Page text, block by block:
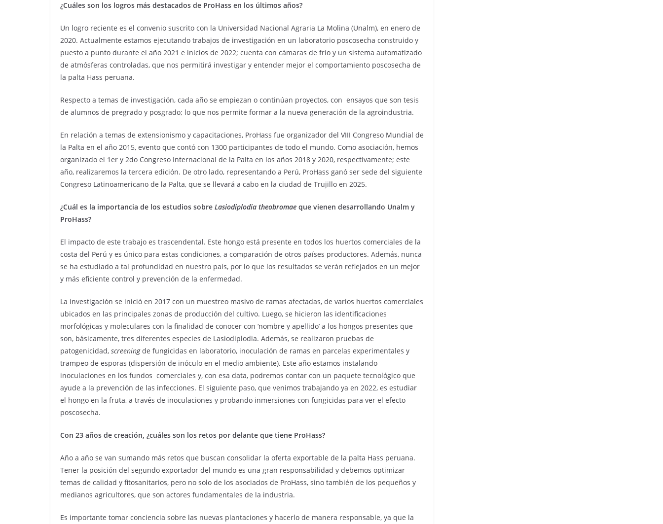
¿Cuáles son los logros más destacados de ProHass en los últimos años?
Un logro reciente es el convenio suscrito con la Universidad Nacional Agraria La Molina (Unalm), en enero de
2020. Actualmente estamos ejecutando trabajos de investigación en un laboratorio poscosecha construido y
puesto a punto durante el año 2021 e inicios de 2022; cuenta con cámaras de frío y un sistema automatizado
de atmósferas controladas, que nos permitirá investigar y entender mejor el comportamiento poscosecha de
la palta Hass peruana.
Respecto a temas de investigación, cada año se empiezan o continúan proyectos, con ensayos que son tesis
de alumnos de pregrado y posgrado; lo que nos permite formar a la nueva generación de la agroindustria.
En relación a temas de extensionismo y capacitaciones, ProHass fue organizador del VIII Congreso Mundial de
la Palta en el año 2015, evento que contó con 1300 participantes de todo el mundo. Como asociación, hemos
organizado el 1er y 2do Congreso Internacional de la Palta en los años 2018 y 2020, respectivamente; este
año, realizaremos la tercera edición. De otro lado, representando a Perú, ProHass ganó ser sede del siguiente
Congreso Latinoamericano de la Palta, que se llevará a cabo en la ciudad de Trujillo en 2025.
¿Cuál es la importancia de los estudios sobre Lasiodiplodia theobromae que vienen desarrollando Unalm y
ProHass?
El impacto de este trabajo es trascendental. Este hongo está presente en todos los huertos comerciales de la
costa del Perú y es único para estas condiciones, a comparación de otros países productores. Además, nunca
se ha estudiado a tal profundidad en nuestro país, por lo que los resultados se verán reflejados en un mejor
y más eficiente control y prevención de la enfermedad.
La investigación se inició en 2017 con un muestreo masivo de ramas afectadas, de varios huertos comerciales
ubicados en las principales zonas de producción del cultivo. Luego, se hicieron las identificaciones
morfológicas y moleculares con la finalidad de conocer con ‘nombre y apellido’ a los hongos presentes que
son, básicamente, tres diferentes especies de Lasiodiplodia. Además, se realizaron pruebas de
patogenicidad, screeningde fungicidas en laboratorio, inoculación de ramas en parcelas experimentales y
trampeo de esporas (dispersión de inóculo en el medio ambiente). Este año estamos instalando
inoculaciones en los fundos comerciales y, con esa data, podremos contar con un paquete tecnológico que
ayude a la prevención de las infecciones. El siguiente paso, que venimos trabajando ya en 2022, es estudiar
el hongo en la fruta, a través de inoculaciones y probando inmersiones con fungicidas para ver el efecto
poscosecha.
Con 23 años de creación, ¿cuáles son los retos por delante que tiene ProHass?
Año a año se van sumando más retos que buscan consolidar la oferta exportable de la palta Hass peruana.
Tener la posición del segundo exportador del mundo es una gran responsabilidad y debemos optimizar
temas de calidad y fitosanitarios, pero no solo de los asociados de ProHass, sino también de los pequeños y
medianos agricultores, que son actores fundamentales de la industria.
Es importante tomar conciencia sobre las nuevas plantaciones y hacerlo de manera responsable, ya que la